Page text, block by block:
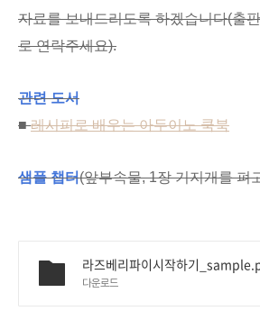
자료를 보내드리도록 하겠습니다(출
로 연락주세요).
관련 도서
■레시피로 배우는 아두이노 쿡북
샘플 챕터(앞부속물, 1장 기지개를 펴
라즈베리파이시작하기
다운로드